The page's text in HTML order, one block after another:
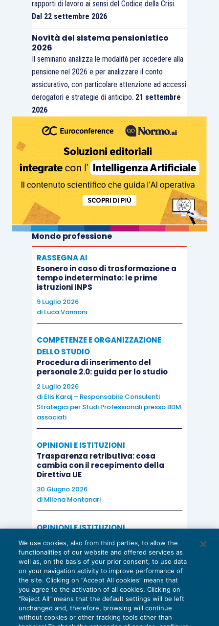
rapporti di lavoro ai sensi del Codice della Crisi.
Dal 22 settembre 2026
Novità del sistema pensionistico
2026
Il seminario analizza le modalità per accedere alla
pensione nel 2026 e per analizzare il conto
assicurativo, con particolare attenzione ad accessi
derogatori e strategie di anticipo. 21 settembre
2026
Mondo professione
RASSEGNA AI
Esonero in caso di trasformazione a
tempo indeterminato: le prime
istruzioni INPS
9 Luglio 2026
di Luca Vannoni
COMPETENZE E ORGANIZZAZIONE
DELLO STUDIO
Procedura di inserimento del
personale 2.0: guida per lo studio
2 Luglio 2026
di Elis Karaj – Responsabile Consulenti
Strategici per Studi Professionali presso BDM
associati
OPINIONI E ISTITUZIONI
Trasparenza retributiva: cosa
cambia con il recepimento della
Direttiva UE
30 Giugno 2026
di Milena Montanari
OPINIONI E ISTITUZIONI
Valorizzare il potenziale dello Studio:
una riflessione sul futuro della
consulenza del lavoro
15 Giugno 2026
di Milena Montanari
We use cookies, also from third parties, to allow the
functionalities of our website and offered services as
well as, on the basis of your prior consent, to use data
on your navigation activity to improve performance of
the site. Clicking on “Accept All cookies” means that
you agree to the activation of all cookies. Clicking on
"Reject All" means that the default settings will be left
unchanged and, therefore, browsing will continue
without cookies or other tracking tools other than